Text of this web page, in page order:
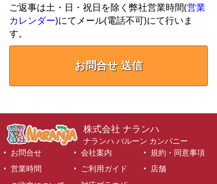
ご返事は土・日・祝日を除く弊社営業時間(営業
カレンダー)にてメール(電話不可)にて行いま
す。
お問合せ 送信
株式会社 ナランハ
ナランハ バルーン カンパニー
お問合せ
会社案内
規約・同意事項
営業時間
ご利用ガイド
店舗